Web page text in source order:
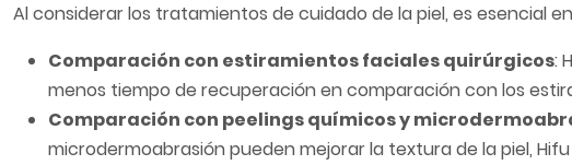
Al considerar los tratamientos de cuidado de la piel, es esencial
Comparación con estiramientos faciales quirúrgicos:
menos tiempo de recuperación en comparación con los
Comparación con peelings químicos y
microdermoabrasión pueden mejorar la textura de la piel,